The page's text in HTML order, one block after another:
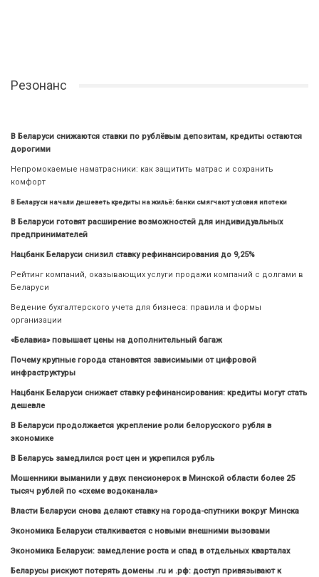
Резонанс
В Беларуси снижаются ставки по рублёвым депозитам, кредиты остаются
дорогими
Непромокаемые наматрасники: как защитить матрас и сохранить
комфорт
В Беларуси начали дешеветь кредиты на жильё: банки смягчают условия ипотеки
В Беларуси готовят расширение возможностей для индивидуальных
предпринимателей
Нацбанк Беларуси снизил ставку рефинансирования до 9,25%
Рейтинг компаний, оказывающих услуги продажи компаний с долгами в
Беларуси
Ведение бухгалтерского учета для бизнеса: правила и формы
организации
«Белавиа» повышает цены на дополнительный багаж
Почему крупные города становятся зависимыми от цифровой
инфраструктуры
Нацбанк Беларуси снижает ставку рефинансирования: кредиты могут стать
дешевле
В Беларуси продолжается укрепление роли белорусского рубля в
экономике
В Беларусь замедлился рост цен и укрепился рубль
Мошенники выманили у двух пенсионерок в Минской области более 25
тысяч рублей по «схеме водоканала»
Власти Беларуси снова делают ставку на города-спутники вокруг Минска
Экономика Беларуси сталкивается с новыми внешними вызовами
Экономика Беларуси: замедление роста и спад в отдельных кварталах
Беларусы рискуют потерять домены .ru и .рф: доступ привязывают к